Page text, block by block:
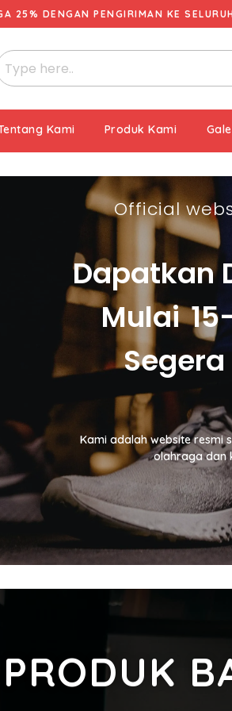
25% DENGAN PENGIRIMAN KE
Kami Produk Kami
Official
Dapatkan
Mulai
Kami adalah website resmi
olahraga dan
PRODUK